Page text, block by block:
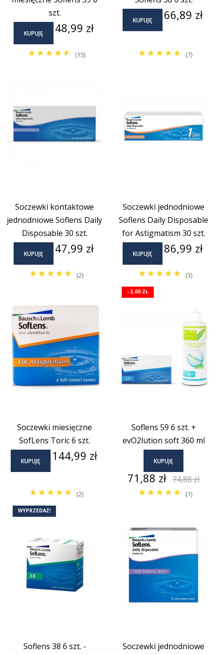
szt.
KUPUJĘ Cena
48,99 zł
KUPUJĘ Cena
66,89 zł
(15)
Soczewki kontaktowe
jednodniowe Soflens Daily
Disposable 30 szt.
KUPUJĘ Cena
47,99 zł
(7)
Soczewki jednodniowe
Soflens Daily Disposable
for Astigmatism 30 szt.
KUPUJĘ Cena
86,99 zł
(2)
Soczewki miesięczne
SofLens Toric 6 szt.
KUPUJĘ Cena
144,99 zł
(3)
Soflens 59 6 szt. +
evO2lution soft 360 ml
KUPUJĘ
Cena
71,88 zł Cena
74,88 zł
- 3,00 ZŁ
(2)
Soflens 38 6 szt. -
WYPRZEDAŻ!
(1)
Soczewki jednodniowe